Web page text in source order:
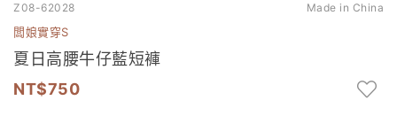
Z08-62028 Made in China
闆娘實穿S
夏日高腰牛仔藍短褲
750